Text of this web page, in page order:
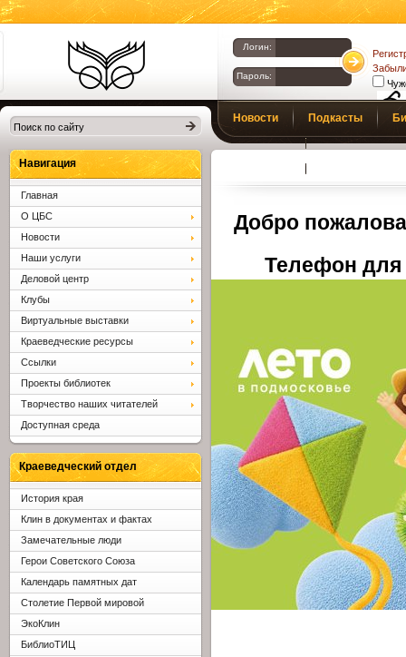
Библиотеки
Клина. Клинская
ЦБС.
Логин:
Пароль:
Новости Подкасты
Добро
Телефон для
Навигация
Главная
О ЦБС
Новости
Наши услуги
Деловой центр
Клубы
Виртуальные выставки
Краеведческие ресурсы
Ссылки
Проекты библиотек
Творчество наших читателей
Доступная среда
Краеведческий отдел
История края
Клин в документах и фактах
Замечательные люди
Герои Советского Союза
Календарь памятных дат
Столетие Первой мировой
ЭкоКлин
БиблиоТИЦ